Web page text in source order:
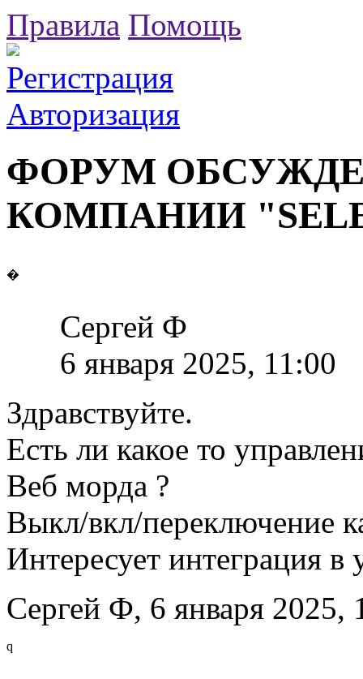
Правила Помощь
Регистрация
Авторизация
ФОРУМ
КОМПАНИИ
�
Сергей Ф
6 января 2025, 11:00
Здравствуйте.
Есть ли какое то
Веб морда ?
Выкл/вкл/переключение
Интересует интеграция
Сергей Ф, 6 января 2025,
q